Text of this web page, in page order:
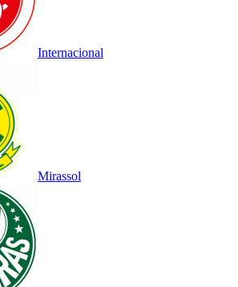
Internacional
Mirassol